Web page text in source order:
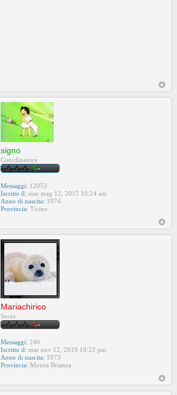
signo
Coordinatrice
Messaggi: 12053
Iscritto il: mar mag 12, 2015 10:24 am
Anno di nascita: 1974
Provincia: Ticino
Mariachirico
Socio
Messaggi: 240
Iscritto il: mar nov 12, 2019 10:22 pm
Anno di nascita: 1973
Provincia: Monza Brianza